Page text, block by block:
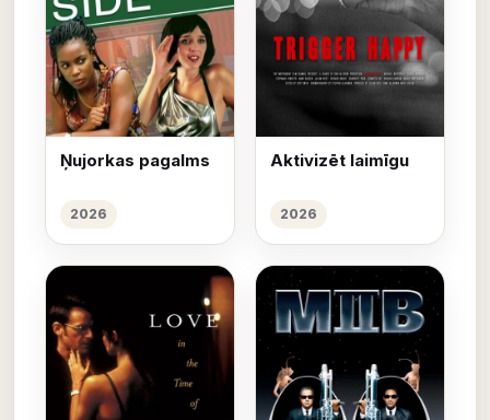
Ņujorkas pagalms
2026
Aktivizēt laimīgu
2026